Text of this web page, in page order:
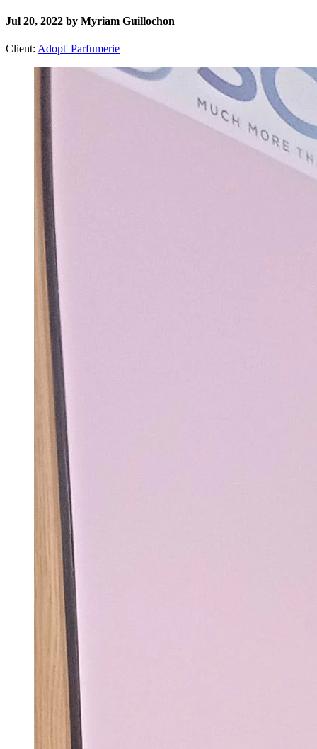
Jul 20, 2022 by Myriam Guillochon
Client: Adopt' Parfumerie